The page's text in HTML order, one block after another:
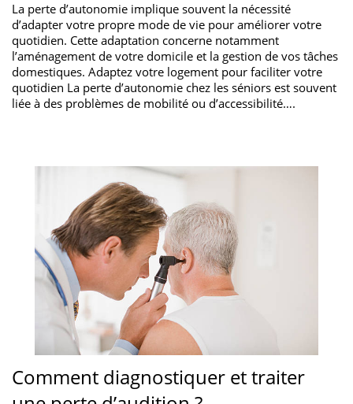
La perte d’autonomie implique souvent la nécessité
d’adapter votre propre mode de vie pour améliorer votre
quotidien. Cette adaptation concerne notamment
l’aménagement de votre domicile et la gestion de vos tâches
domestiques. Adaptez votre logement pour faciliter votre
quotidien La perte d’autonomie chez les séniors est souvent
liée à des problèmes de mobilité ou d’accessibilité….
Comment diagnostiquer et traiter